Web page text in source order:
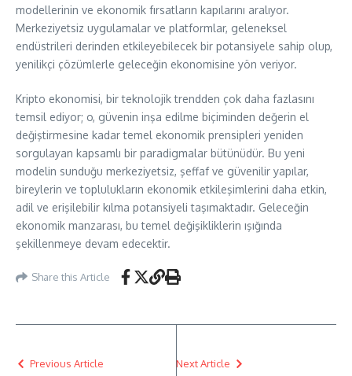
modellerinin ve ekonomik fırsatların kapılarını aralıyor.
Merkeziyetsiz uygulamalar ve platformlar, geleneksel
endüstrileri derinden etkileyebilecek bir potansiyele sahip olup,
yenilikçi çözümlerle geleceğin ekonomisine yön veriyor.
Kripto ekonomisi, bir teknolojik trendden çok daha fazlasını
temsil ediyor; o, güvenin inşa edilme biçiminden değerin el
değiştirmesine kadar temel ekonomik prensipleri yeniden
sorgulayan kapsamlı bir paradigmalar bütünüdür. Bu yeni
modelin sunduğu merkeziyetsiz, şeffaf ve güvenilir yapılar,
bireylerin ve toplulukların ekonomik etkileşimlerini daha etkin,
adil ve erişilebilir kılma potansiyeli taşımaktadır. Geleceğin
ekonomik manzarası, bu temel değişikliklerin ışığında
şekillenmeye devam edecektir.
Share this Article
Previous Article Next Article